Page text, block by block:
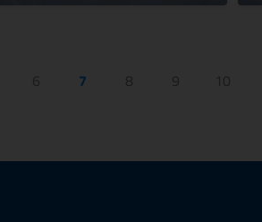
6 7 8 9 10